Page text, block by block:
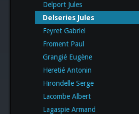
Delport Jules
Delseries Jules
Feyret Gabriel
Froment Paul
Grangié Eugène
Heretié Antonin
Hirondelle Serge
Lacombe Albert
Lagaspie Armand